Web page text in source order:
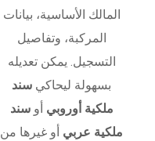
المالك الأساسية، بيانات
المركبة، وتفاصيل
التسجيل. يمكن تعديله
بسهولة ليحاكي سند
ملكية أوروبي أوسند
ملكية عربي أو غيرها من